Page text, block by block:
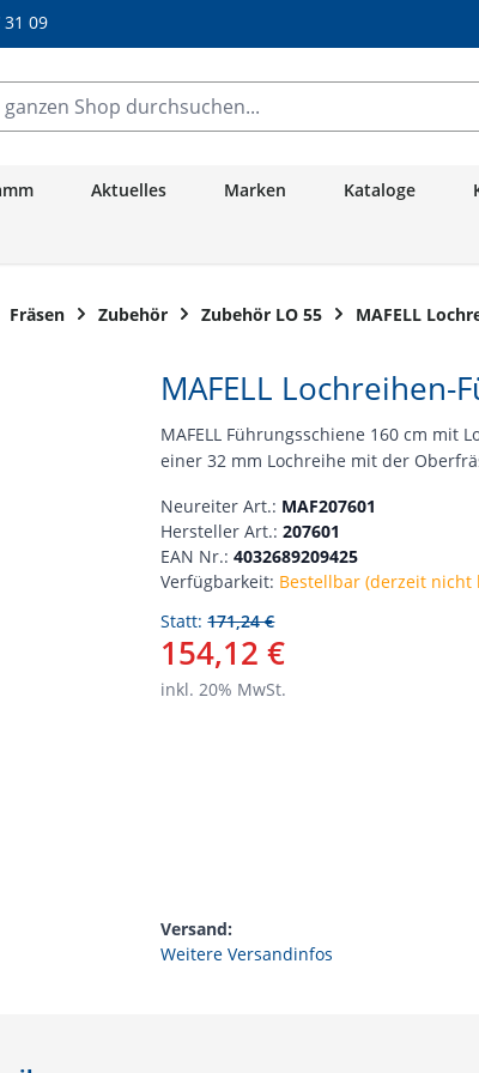
31 09
Shop durchsuchen...
Aktuelles Marken Kataloge
Fräsen Zubehör Zubehör LO 55 MAFELL
MAFELL Lochreihen-
MAFELL Führungsschiene 160 cm mit
einer 32 mm Lochreihe mit der
Neureiter Art.: MAF207601
Hersteller Art.: 207601
EAN Nr.: 4032689209425
Verfügbarkeit: Bestellbar (derzeit nicht
Statt: 171,24 €
154,12 €
inkl.20% MwSt.
Versand:
Weitere Versandinfos